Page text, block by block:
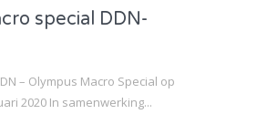
special DDN-
– Olympus Macro Special op
2020 In samenwerking...